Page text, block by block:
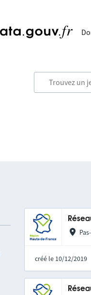
créé le 10/12/2019